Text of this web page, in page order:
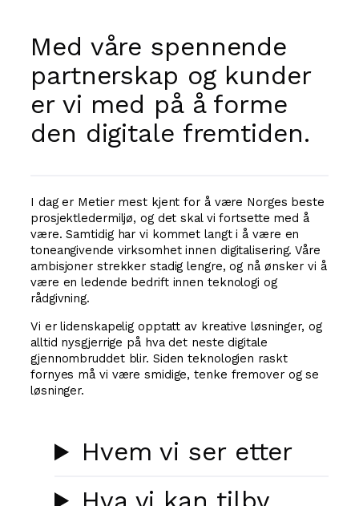
Med våre spennende
partnerskap og kunder
er vi med på å forme
den digitale fremtiden.
I dag er Metier mest kjent for å være Norges beste
prosjektledermiljø, og det skal vi fortsette med å
være. Samtidig har vi kommet langt i å være en
toneangivende virksomhet innen digitalisering. Våre
ambisjoner strekker stadig lengre, og nå ønsker vi å
være en ledende bedrift innen teknologi og
rådgivning.
Vi er lidenskapelig opptatt av kreative løsninger, og
alltid nysgjerrige på hva det neste digitale
gjennombruddet blir. Siden teknologien raskt
fornyes må vi være smidige, tenke fremover og se
løsninger.
Hvem vi ser etter